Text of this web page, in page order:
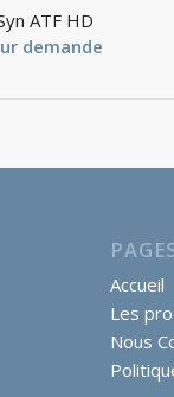
ATF HD
demande
Accueil
Les
Nous